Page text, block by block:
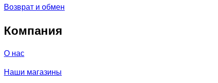
Возврат и обмен
Компания
О нас
Наши магазины